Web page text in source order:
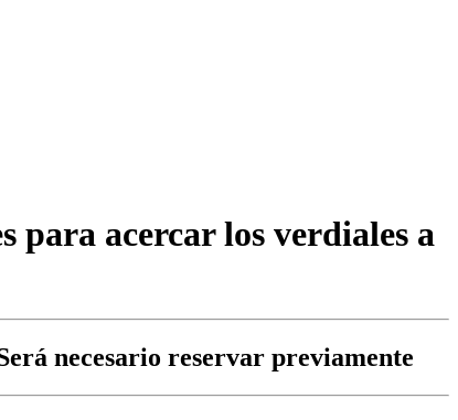
acercar los verdiales a
necesario reservar previamente